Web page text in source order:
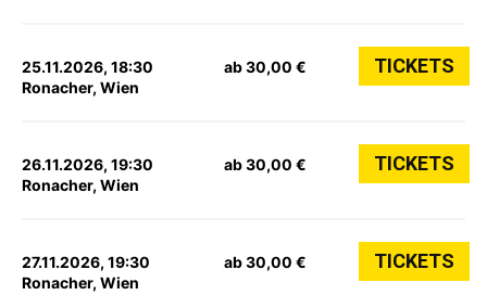
25.11.2026, 18:30
Ronacher, Wien
ab 30,00 € TICKETS
26.11.2026, 19:30
Ronacher, Wien
ab 30,00 € TICKETS
27.11.2026, 19:30
Ronacher, Wien
ab 30,00 € TICKETS